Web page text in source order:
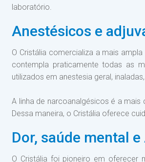
laboratório.
Anestésicos e
O Cristália comercializa a mais
contempla praticamente todas as
utilizados em anestesia geral,
A linha de narcoanalgésicos é a
Dessa maneira, o Cristália oferece
Dor, saúde mental e
O Cristália foi pioneiro em